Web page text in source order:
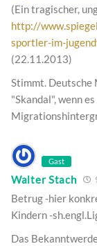
(Ein tragischer,
http://
sportler-im-
(22.11.2013)
Stimmt. Deutsche
"Skandal", wenn
Gast
Walter Stach
Betrug -hier
Kindern -
Das